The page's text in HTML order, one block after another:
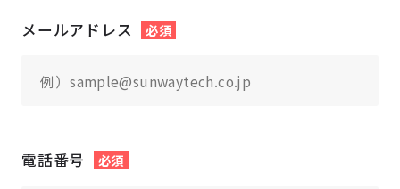
メールアドレス 必須
電話番号 必須